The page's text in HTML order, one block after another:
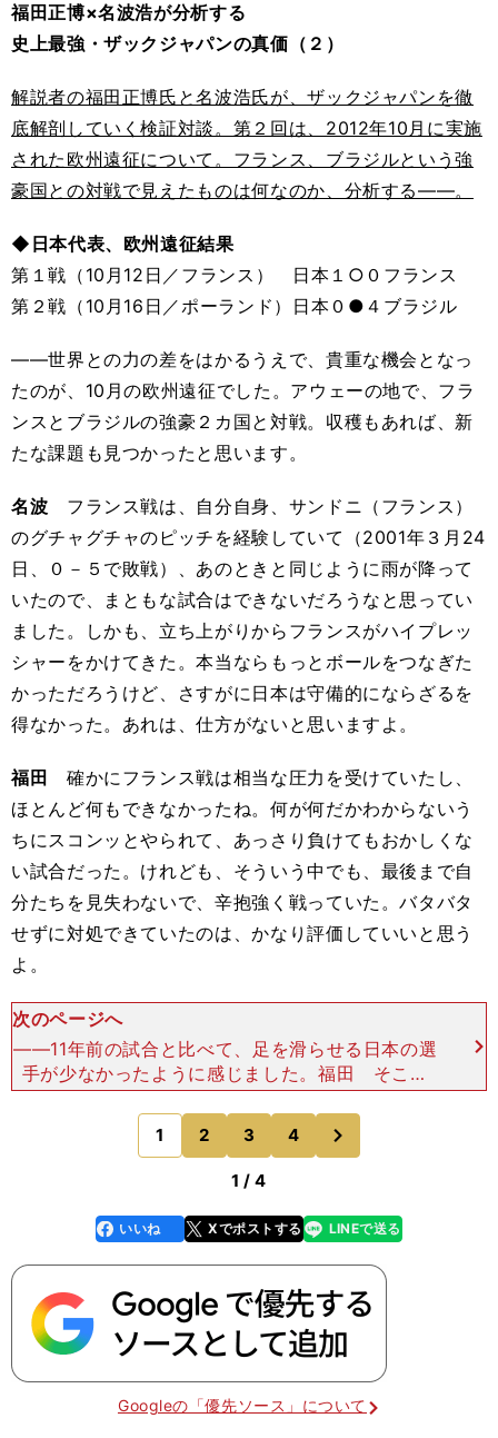
福田正博×名波浩が分析する
史上最強・ザックジャパンの真価（２）
解説者の福田正博氏と名波浩氏が、ザックジャパンを徹
底解剖していく検証対談。第２回は、2012年10月に実施
された欧州遠征について。フランス、ブラジルという強
豪国との対戦で見えたものは何なのか、分析する――。
◆日本代表、欧州遠征結果
第１戦（10月12日／フランス） 日本１○０フランス
第２戦（10月16日／ポーランド）日本０●４ブラジル
――世界との力の差をはかるうえで、貴重な機会となっ
たのが、10月の欧州遠征でした。アウェーの地で、フラ
ンスとブラジルの強豪２カ国と対戦。収穫もあれば、新
たな課題も見つかったと思います。
名波 フランス戦は、自分自身、サンドニ（フランス）
のグチャグチャのピッチを経験していて（2001年３月24
日、０－５で敗戦）、あのときと同じように雨が降って
いたので、まともな試合はできないだろうなと思ってい
ました。しかも、立ち上がりからフランスがハイプレッ
シャーをかけてきた。本当ならもっとボールをつなぎた
かっただろうけど、さすがに日本は守備的にならざるを
得なかった。あれは、仕方がないと思いますよ。
福田
確かにフランス戦は相当な圧力を受けていたし、
ほとんど何もできなかったね。何が何だかわからないう
ちにスコンッとやられて、あっさり負けてもおかしくな
い試合だった。けれども、そういう中でも、最後まで自
分たちを見失わないで、辛抱強く戦っていた。バタバタ
せずに対処できていたのは、かなり評価していいと思う
よ。
次のページへ
――11年前の試合と比べて、足を滑らせる日本の選
手が少なかったように感じました。福田 そこは
ね、やっぱり慣れだと思う。ああいうピッチコンデ
ィションやプレイのスピード感、そしてハイプレッ
シャーが当た
1 2 3 4
のページへ
1 / 4
faceboo
k
いいね Xでポストする
line LINEで送る
Googleの「優先ソース」について